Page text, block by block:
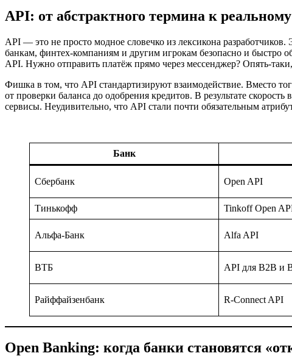
API: от абстрактного термина к
API — это не просто модное словечко из лексикона
банкам, финтех-компаниям и другим игрокам безопасно и
API. Нужно отправить платёж прямо через мессенджер? Опять-
Фишка в том, что API стандартизируют взаимодействие. Вместо
от проверки баланса до одобрения кредитов. В результате
сервисы. Неудивительно, что API стали почти обязательным
Банк
Сбербанк Open API
Тинькофф Tinkoff Open
Альфа-Банк Alfa API
ВТБ API для B2B и
Райффайзенбанк R-Connect API
Open Banking: когда банки становятся